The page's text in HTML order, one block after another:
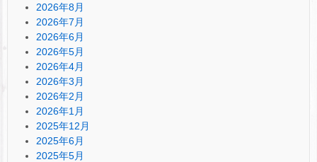
2026年8月
2026年7月
2026年6月
2026年5月
2026年4月
2026年3月
2026年2月
2026年1月
2025年12月
2025年6月
2025年5月